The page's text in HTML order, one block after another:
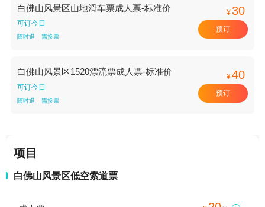
白佛山风景区山地滑车票成人票-标准价
可订今日
随时退 需换票
¥30
预订
白佛山风景区1520漂流票成人票-标准价
可订今日
随时退 需换票
¥40
预订
项目
白佛山风景区低空索道票